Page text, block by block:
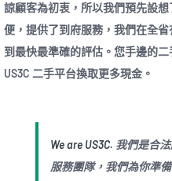
諒顧客為初衷，所以我們預先設
便，提供了到府服務，我們在全
到最快最準確的評估。您手邊的
US3C 二手平台換取更多現金。
We are US3C. 我們是合
服務團隊，我們為你準